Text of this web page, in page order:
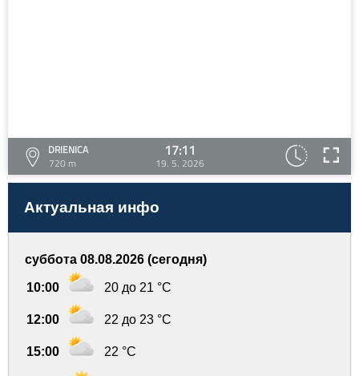
DRIENICA
720 m
17:11
19. 5. 2026
Актуальная инфо
суббота 08.08.2026 (сегодня)
10:00 20 до 21 °C
12:00 22 до 23 °C
15:00 22 °C